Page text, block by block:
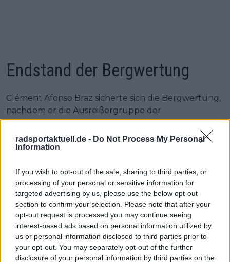
radsportaktuell.de - Do Not Process My Personal
Information
If you wish to opt-out of the sale, sharing to third parties, or
processing of your personal or sensitive information for
targeted advertising by us, please use the below opt-out
section to confirm your selection. Please note that after your
opt-out request is processed you may continue seeing
interest-based ads based on personal information utilized by
us or personal information disclosed to third parties prior to
your opt-out. You may separately opt-out of the further
disclosure of your personal information by third parties on the
Endstand der Bergwertung
Clément Afonso Braz sicherte sich die Bergwertung,
nachdem er die Ausreißergruppe der
Schlussetappe genutzt hatte, um seinen Vorsprung
uneinholbar auszubauen. Der Fahrer von
Groupama - FDJ United beendete die Rundfahrt mit
Isaac Del Toro mit 36 Punkten. Seine starke Arbeit an
den Anstiegen in der ersten Rennhälfte reichte
letztlich aus, um das Bergtrikot zu gewinnen.
Del Toro belegte nach weiteren Punkten am
siegreichen Schlusswochenende den zweiten Platz
in der Bergwertung. Carlos Rodriguez machte mit
32 Punkten einen Sprung um 14 Positionen auf